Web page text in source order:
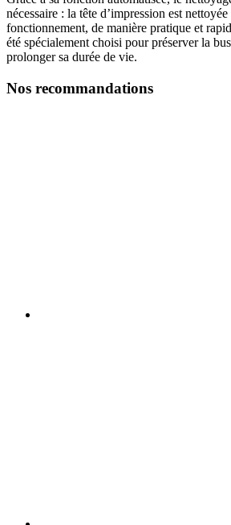
nécessaire : la tête d’impression est
fonctionnement, de manière pratique et
été spécialement choisi pour préserver la
prolonger sa durée de vie.
Nos recommandations